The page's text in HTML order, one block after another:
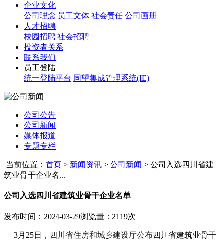
企业文化
公司理念 员工文体 社会责任 公司画册
人才招聘
校园招聘 社会招聘
投资者关系
联系我们
员工登陆
统一登陆平台 同望集成管理系统(IE)
公司公告
公司新闻
媒体报道
专题专栏
当前位置： 首页 > 新闻资讯 > 公司新闻 > 公司入选四川省建
筑业骨干企业名...
公司入选四川省建筑业骨干企业名单
发布时间：2024-03-29浏览量：2119次
3月 25日， 四 川省住房和城乡建设厅公布四川省建筑业骨干